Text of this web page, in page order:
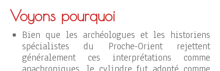
Voyons pourquoi
Bien que les archéologues et les historiens
spécialistes du Proche-Orient rejettent
généralement ces interprétations comme